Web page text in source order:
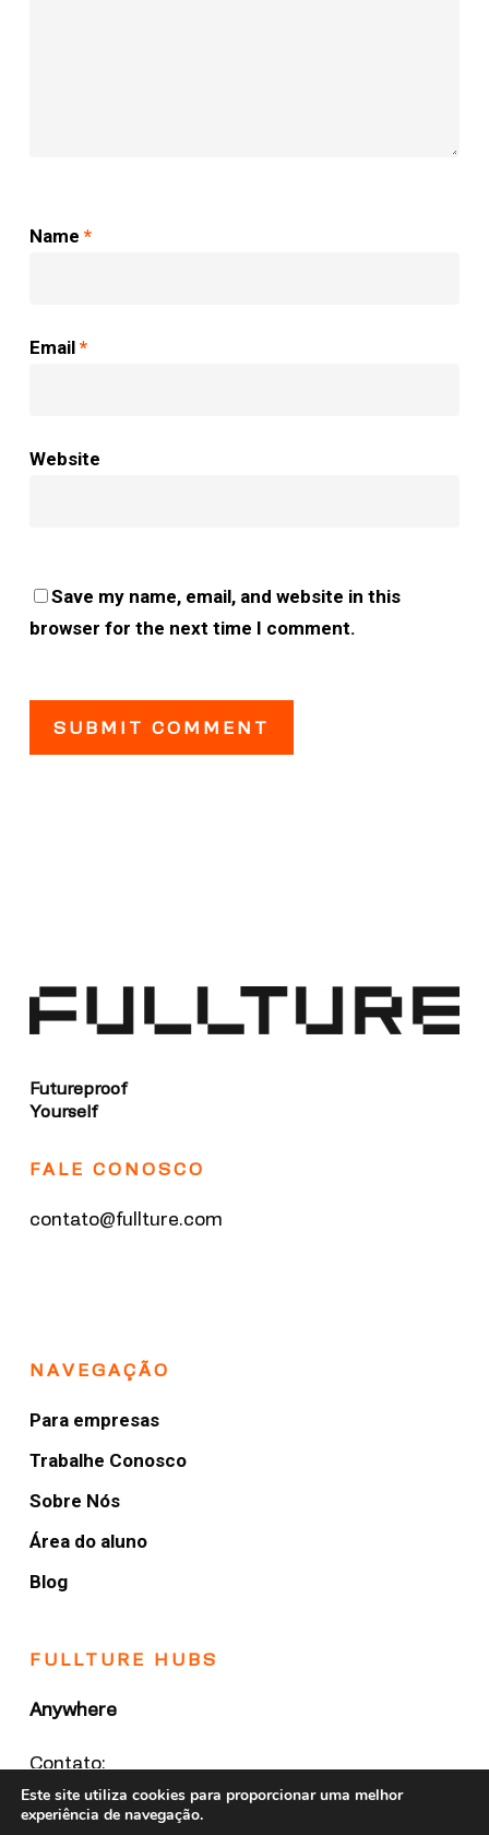
Name *
Email *
Website
Save my name, email, and website in this
browser for the next time I comment.
Futureproof
Yourself
FALE CONOSCO
contato@fullture.com
NAVEGAÇÃO
Para empresas
Trabalhe Conosco
Sobre Nós
Área do aluno
Blog
FULLTURE HUBS
Anywhere
Contato:
(19) 2042 2367
Este site utiliza cookies para proporcionar uma melhor
experiência de navegação.